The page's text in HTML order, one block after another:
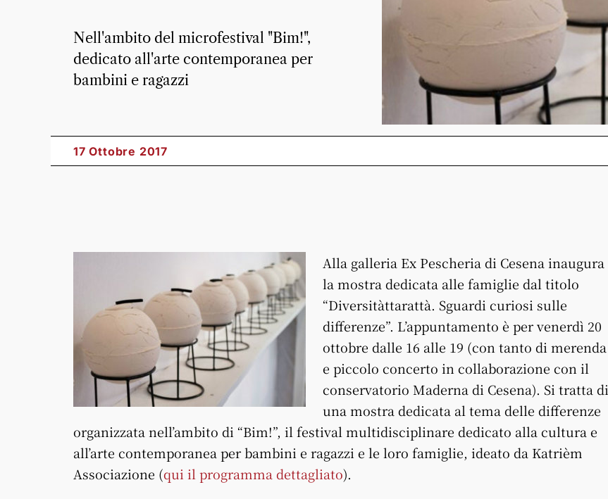
Nell'ambito del microfestival "Bim!",
dedicato all'arte contemporanea per
bambini e ragazzi
17 Ottobre 2017
Alla galleria Ex Pescheria di Cesena inaugura
la mostra dedicata alle famiglie dal titolo
“Diversitàttarattà. Sguardi curiosi sulle
differenze”. L’appuntamento è per venerdì 20
ottobre dalle 16 alle 19 (con tanto di merenda
e piccolo concerto in collaborazione con il
conservatorio Maderna di Cesena). Si tratta di
una mostra dedicata al tema delle differenze
organizzata nell’ambito di “Bim!”, il festival multidisciplinare dedicato alla cultura e
all’arte contemporanea per bambini e ragazzi e le loro famiglie, ideato da Katrièm
Associazione (qui il programma dettagliato).